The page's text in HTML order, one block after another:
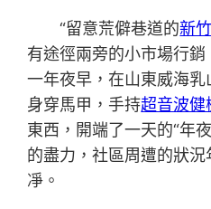
“留意荒僻巷道的新
有途徑兩旁的小市場行銷
一年夜早，在山東威海
身穿馬甲，手持超音波健
東西，開端了一天的“年
的盡力，社區周遭的狀
凈。